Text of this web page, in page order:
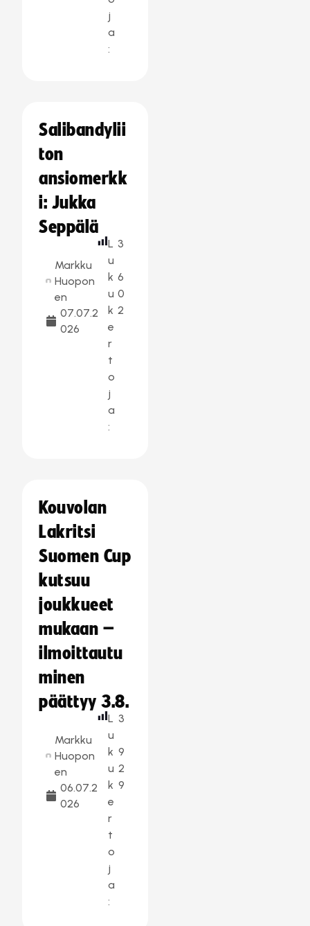
j
a
:
Salibandylii
ton
ansiomerkk
i: Jukka
Seppälä
Markku
Huopon
en
07.07.2
026
L
u
k
u
k
e
r
t
o
j
a
:
3
6
0
2
Kouvolan
Lakritsi
Suomen Cup
kutsuu
joukkueet
mukaan –
ilmoittautu
minen
päättyy 3.8.
Markku
Huopon
en
06.07.2
026
L
u
k
u
k
e
r
t
o
j
a
:
3
9
2
9